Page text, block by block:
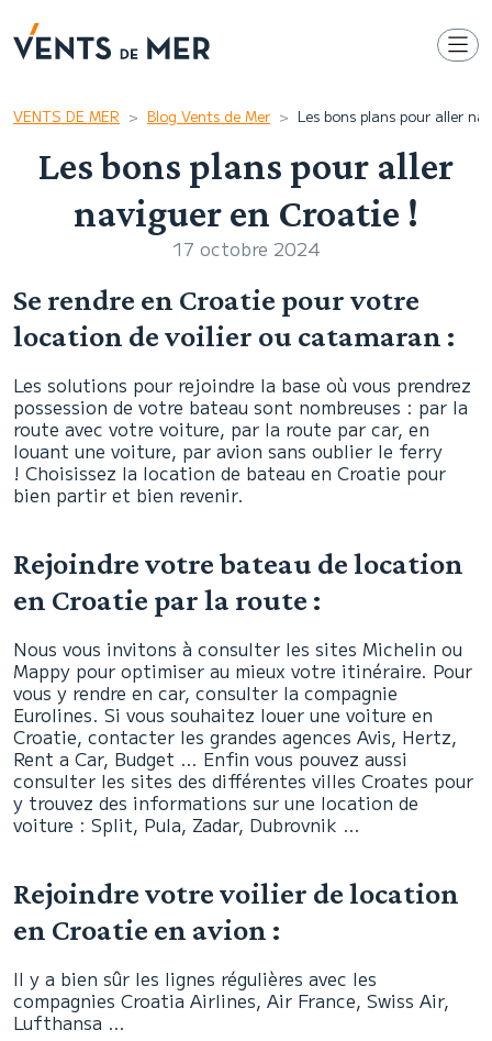
VENTS DE MER Blog Vents de Mer Les bons plans pour aller
Les bons plans pour aller
naviguer en Croatie !
17 octobre 2024
Se rendre en Croatie pour votre
location de voilier ou catamaran :
Les solutions pour rejoindre la base où vous prendrez
possession de votre bateau sont nombreuses : par la
route avec votre voiture, par la route par car, en
louant une voiture, par avion sans oublier le ferry
! Choisissez la location de bateau en Croatie pour
bien partir et bien revenir.
Rejoindre votre bateau de location
en Croatie par la route :
Nous vous invitons à consulter les sites Michelin ou
Mappy pour optimiser au mieux votre itinéraire. Pour
vous y rendre en car, consulter la compagnie
Eurolines. Si vous souhaitez louer une voiture en
Croatie, contacter les grandes agences Avis, Hertz,
Rent a Car, Budget … Enfin vous pouvez aussi
consulter les sites des différentes villes Croates pour
y trouvez des informations sur une location de
voiture : Split, Pula, Zadar, Dubrovnik …
Rejoindre votre voilier de location
en Croatie en avion :
Il y a bien sûr les lignes régulières avec les
compagnies Croatia Airlines, Air France, Swiss Air,
Lufthansa …